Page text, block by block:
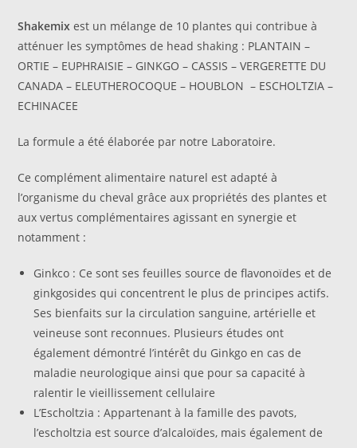
Shakemixest un mélange de 10 plantes qui contribue à
atténuer les symptômes de head shaking : PLANTAIN –
ORTIE – EUPHRAISIE – GINKGO – CASSIS – VERGERETTE DU
CANADA – ELEUTHEROCOQUE – HOUBLON – ESCHOLTZIA –
ECHINACEE
La formule a été élaborée par notre Laboratoire.
Ce complément alimentaire naturel est adapté à
l’organisme du cheval grâce aux propriétés des plantes et
aux vertus complémentaires agissant en synergie et
notamment :
Ginkco : Ce sont ses feuilles source de flavonoïdes et de
ginkgosides qui concentrent le plus de principes actifs.
Ses bienfaits sur la circulation sanguine, artérielle et
veineuse sont reconnues. Plusieurs études ont
également démontré l’intérêt du Ginkgo en cas de
maladie neurologique ainsi que pour sa capacité à
ralentir le vieillissement cellulaire
L’Escholtzia : Appartenant à la famille des pavots,
l’escholtzia est source d’alcaloïdes, mais également de